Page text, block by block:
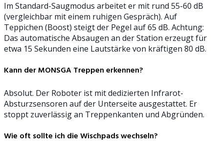
Im Standard-Saugmodus arbeitet er mit rund 55-60 dB
(vergleichbar mit einem ruhigen Gespräch). Auf
Teppichen (Boost) steigt der Pegel auf 65 dB. Achtung:
Das automatische Absaugen an der Station erzeugt für
etwa 15 Sekunden eine Lautstärke von kräftigen 80 dB.
Kann der MONSGA Treppen erkennen?
Absolut. Der Roboter ist mit dedizierten Infrarot-
Absturzsensoren auf der Unterseite ausgestattet. Er
stoppt zuverlässig an Treppenkanten und Abgründen.
Wie oft sollte ich die Wischpads wechseln?